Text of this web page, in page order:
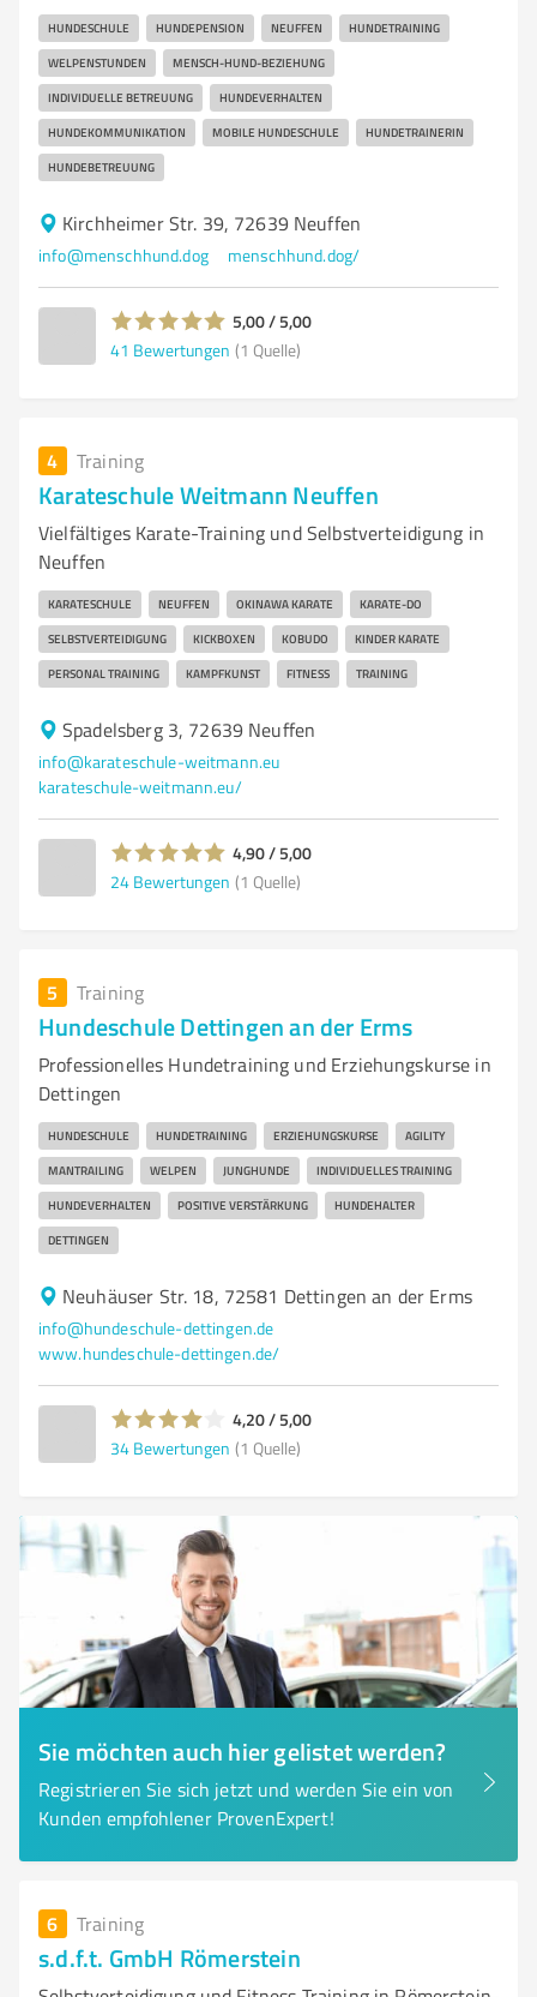
HUNDESCHULE HUNDEPENSION NEUFFEN HUNDETRAINING
WELPENSTUNDEN MENSCH-HUND-BEZIEHUNG
INDIVIDUELLE BETREUUNG HUNDEVERHALTEN
HUNDEKOMMUNIKATION MOBILE HUNDESCHULE HUNDETRAINERIN
HUNDEBETREUUNG
Kirchheimer Str. 39, 72639 Neuffen
info@menschhund.dog menschhund.dog/
5,00 / 5,00
41 Bewertungen (1 Quelle)
4 Training
Karateschule Weitmann Neuffen
Vielfältiges Karate-Training und Selbstverteidigung in
Neuffen
KARATESCHULE NEUFFEN OKINAWA KARATE KARATE-DO
SELBSTVERTEIDIGUNG KICKBOXEN KOBUDO KINDER KARATE
PERSONAL TRAINING KAMPFKUNST FITNESS TRAINING
Spadelsberg 3, 72639 Neuffen
info@karateschule-weitmann.eu
karateschule-weitmann.eu/
4,90 / 5,00
24 Bewertungen (1 Quelle)
5 Training
Hundeschule Dettingen an der Erms
Professionelles Hundetraining und Erziehungskurse in
Dettingen
HUNDESCHULE HUNDETRAINING ERZIEHUNGSKURSE AGILITY
MANTRAILING WELPEN JUNGHUNDE INDIVIDUELLES TRAINING
HUNDEVERHALTEN POSITIVE VERSTÄRKUNG HUNDEHALTER
DETTINGEN
Neuhäuser Str. 18, 72581 Dettingen an der Erms
info@hundeschule-dettingen.de
www.hundeschule-dettingen.de/
4,20 / 5,00
34 Bewertungen (1 Quelle)
Sie möchten auch hier gelistet werden?
Registrieren Sie sich jetzt und werden Sie ein von
Kunden empfohlener ProvenExpert!
6 Training
s.d.f.t. GmbH Römerstein